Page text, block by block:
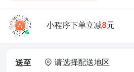
小程序下单立减8元
送至 请选择配送地区